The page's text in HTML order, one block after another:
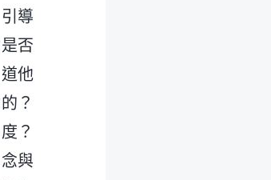
導
否
他
？
？
與